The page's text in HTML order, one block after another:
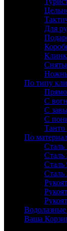
Для
По типу
С
С
С
Танто
По
Ваша